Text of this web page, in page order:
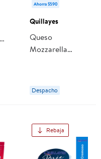
Ahorra $590
Quillayes
Queso
Mozzarella
Despacho
Rebaja